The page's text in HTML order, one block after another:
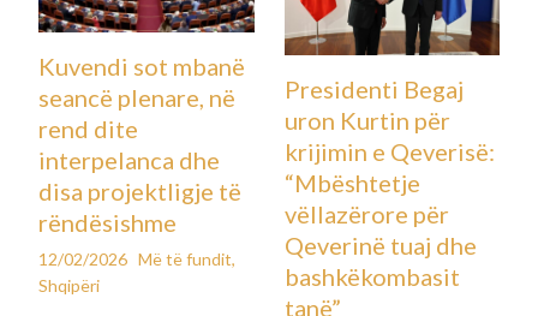
Kuvendi sot mbanë
seancë plenare, në
rend dite
interpelanca dhe
disa projektligje të
rëndësishme
12/02/2026 Më të fundit,
Shqipëri
Presidenti Begaj
uron Kurtin për
krijimin e Qeverisë:
“Mbështetje
vëllazërore për
Qeverinë tuaj dhe
bashkëkombasit
tanë”